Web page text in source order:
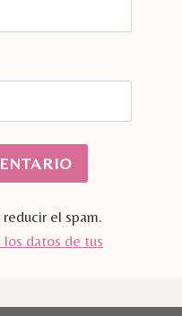
el spam.
datos de tus